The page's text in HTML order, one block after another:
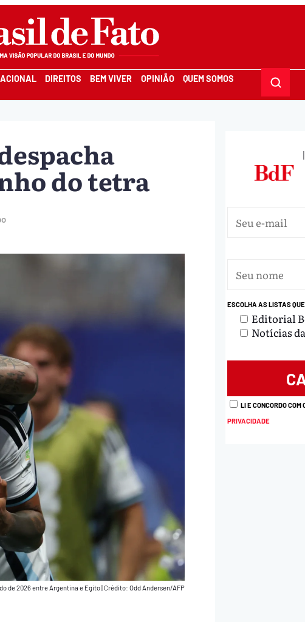
DIREITOS BEM VIVER OPINIÃO QUEM SOMOS
do tetra
de 2026 entre Argentina e Egito Crédito: Odd Andersen/AFP
|
ESCOLHA AS LISTAS
Editorial
Notícias
LI E CONCORDO COM
PRIVACIDADE